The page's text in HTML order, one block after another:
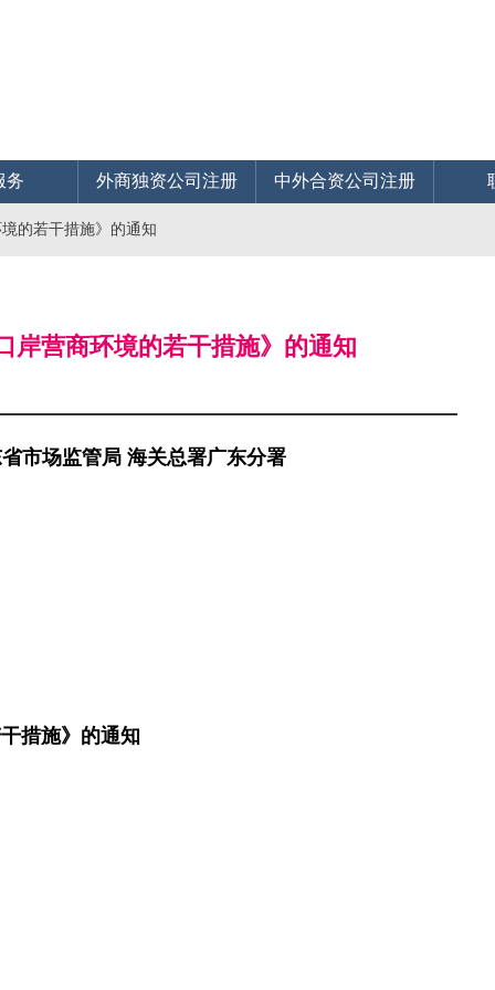
务 外商独资公司注册 中外合资公司注册
的若干措施》的通知
岸营商环境的若干措施》的通知
市场监管局 海关总署广东分署
措施》的通知